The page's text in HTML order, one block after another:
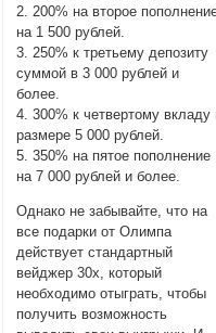
2. 200% на второе
на 1 500 рублей.
3. 250% к третьему депозиту
суммой в 3 000 рублей и
более.
4. 300% к четвертому вкладу
размере 5 000 рублей.
5. 350% на пятое пополнение
на 7 000 рублей и более.
Однако не забывайте, что на
все подарки от Олимпа
действует стандартный
вейджер 30х, который
необходимо отыграть, чтобы
получить возможность